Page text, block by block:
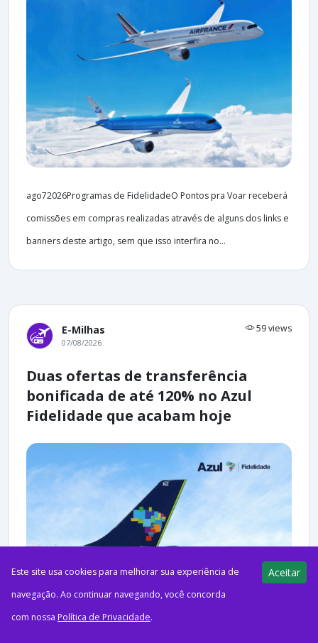
ago72026Programas de FidelidadeO Pontos pra Voar receberá
comissões em compras realizadas através de alguns dos links e
banners deste artigo, sem que isso interfira no...
E-Milhas 59 views
07/08/2026
Duas ofertas de transferência
bonificada de até 120% no Azul
Fidelidade que acabam hoje
ago72026Acumulando MilhasDivulgação: Azul FidelidadeHoje,
Este site usa cookies para melhorar sua experiência de
navegação. Ao continuar navegando, você concorda
com nossa Política de Privacidade.
Aceitar